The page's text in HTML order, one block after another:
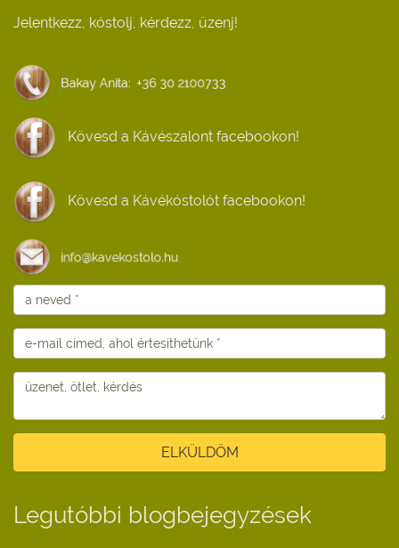
Jelentkezz, kóstolj, kérdezz, üzenj!
Kövesd a Kávészalont facebookon!
Kövesd a Kávékóstolót facebookon!
ELKÜLDÖM
Legutóbbi blogbejegyzések